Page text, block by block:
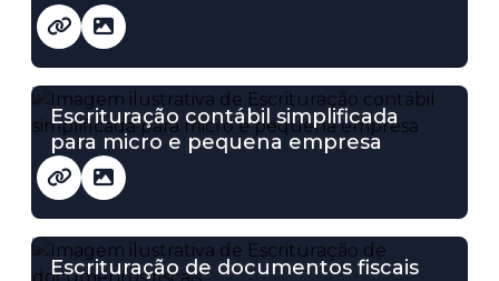
Escrituração contábil simplificada
para micro e pequena empresa
Escrituração de documentos fiscais